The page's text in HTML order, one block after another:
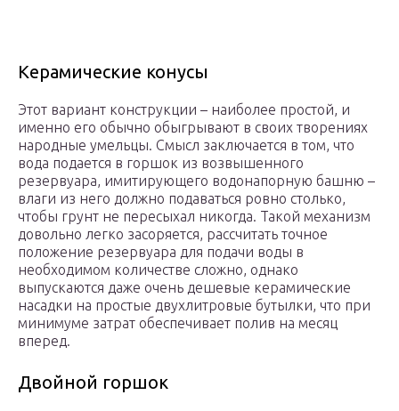
Керамические конусы
Этот вариант конструкции – наиболее простой, и
именно его обычно обыгрывают в своих творениях
народные умельцы. Смысл заключается в том, что
вода подается в горшок из возвышенного
резервуара, имитирующего водонапорную башню –
влаги из него должно подаваться ровно столько,
чтобы грунт не пересыхал никогда. Такой механизм
довольно легко засоряется, рассчитать точное
положение резервуара для подачи воды в
необходимом количестве сложно, однако
выпускаются даже очень дешевые керамические
насадки на простые двухлитровые бутылки, что при
минимуме затрат обеспечивает полив на месяц
вперед.
Двойной горшок